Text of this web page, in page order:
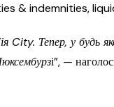
& indemnities,
City. Тепер, у будь
і”, —